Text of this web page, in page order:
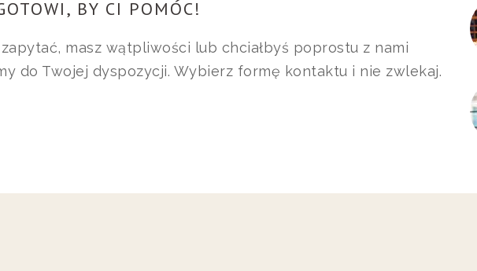
BY CI POMÓC!
masz wątpliwości lub chciałbyś poprostu z nami
do Twojej dyspozycji. Wybierz formę kontaktu i nie zwlekaj.